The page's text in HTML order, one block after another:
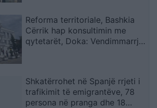
Reforma territoriale, Bashkia
Cërrik hap konsultimin me
qytetarët, Doka: Vendimmarrja
Shkatërrohet në Spanjë rrjeti i
trafikimit të emigrantëve, 78
persona në pranga dhe 18